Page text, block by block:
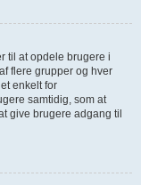
til at opdele brugere i
flere grupper og hver
enkelt for
samtidig, som at
give brugere adgang til